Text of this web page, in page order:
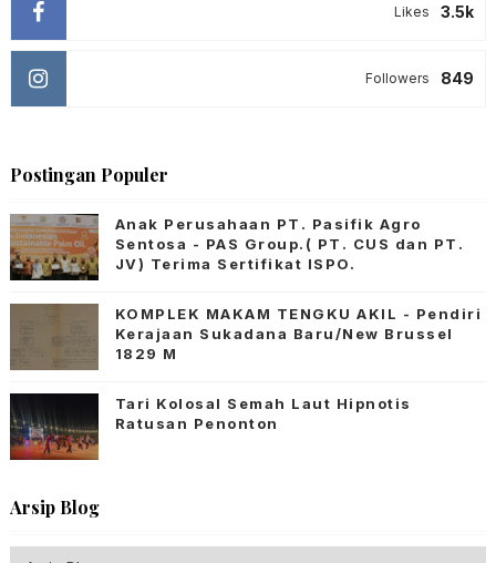
3.5k
Likes
849
Followers
Postingan Populer
Anak Perusahaan PT. Pasifik Agro
Sentosa - PAS Group.( PT. CUS dan PT.
JV) Terima Sertifikat ISPO.
KOMPLEK MAKAM TENGKU AKIL - Pendiri
Kerajaan Sukadana Baru/New Brussel
1829 M
Tari Kolosal Semah Laut Hipnotis
Ratusan Penonton
Arsip Blog